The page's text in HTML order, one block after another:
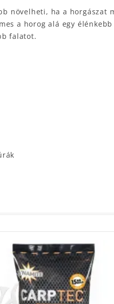
növelheti, ha a horgászat
a horog alá egy
falatot.